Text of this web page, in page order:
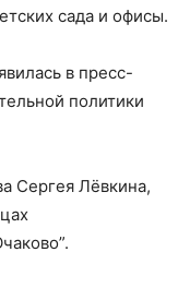
сада и офисы.
в пресс-
политики
Сергея Лёвкина,